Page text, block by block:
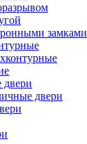
замками
двери
двери